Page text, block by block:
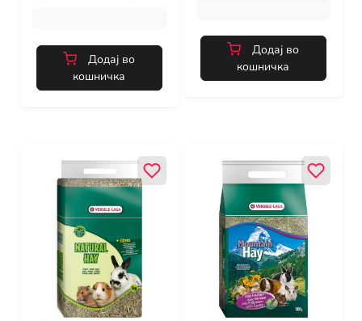
Додај во
кошничка
Додај во
кошничка